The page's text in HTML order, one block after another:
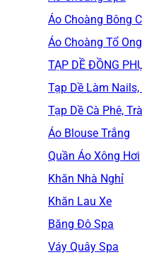
Áo Choàng Bông
Áo Choàng Tổ
TẠP DỀ ĐỒNG
Tạp Dề Làm Nails,
Tạp Dề Cà Phê,
Áo Blouse Trắng
Quần Áo Xông Hơi
Khăn Nhà Nghỉ
Khăn Lau Xe
Băng Đô Spa
Váy Quây Spa